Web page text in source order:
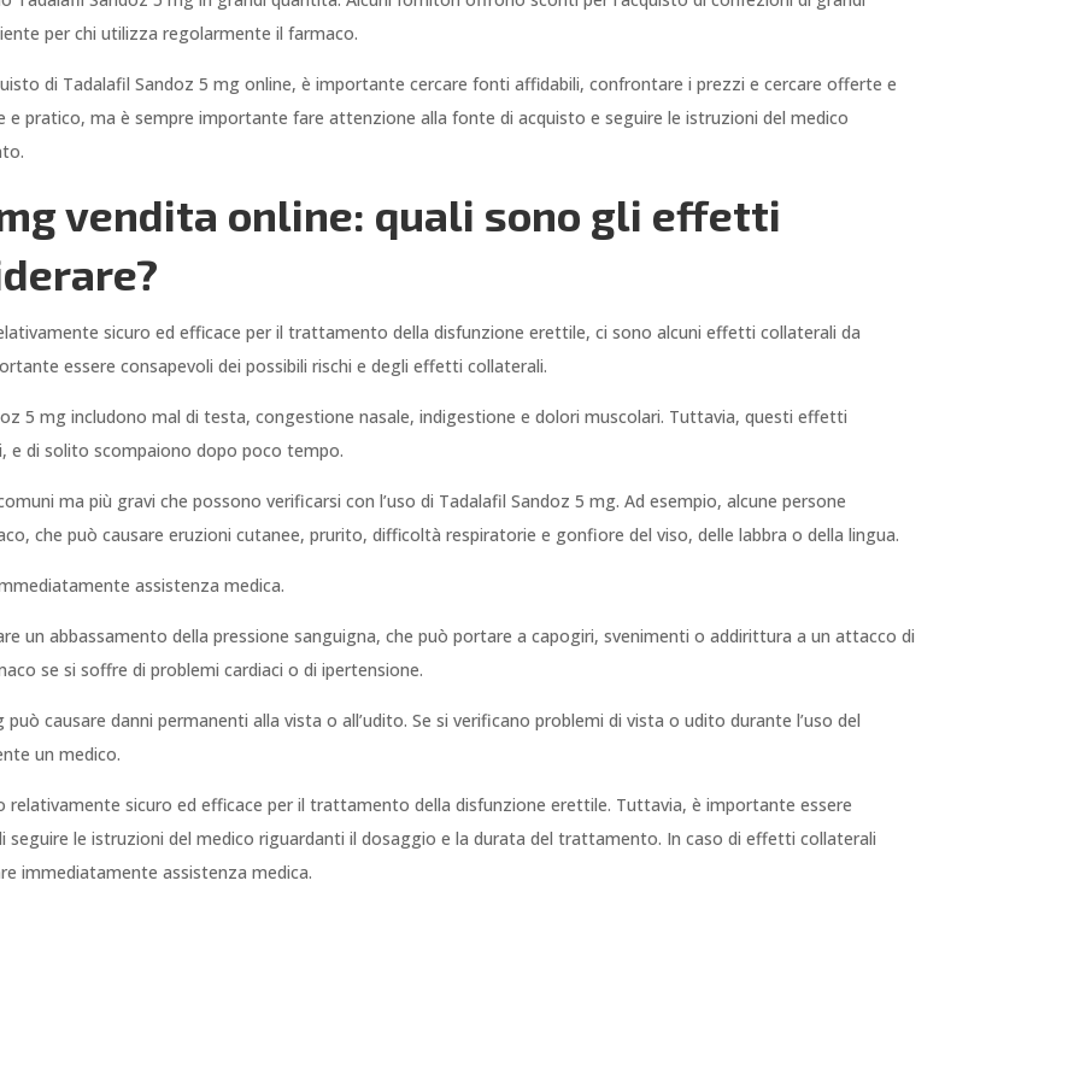
per chi utilizza regolarmente il farmaco.
di Tadalafil Sandoz 5 mg online, è importante cercare fonti affidabili, confrontare i prezzi e cercare offerte e
e pratico, ma è sempre importante fare attenzione alla fonte di acquisto e seguire le istruzioni del medico
vendita online: quali sono gli effetti
sicuro ed efficace per il trattamento della disfunzione erettile, ci sono alcuni effetti collaterali da
essere consapevoli dei possibili rischi e degli effetti collaterali.
5 mg includono mal di testa, congestione nasale, indigestione e dolori muscolari. Tuttavia, questi effetti
e di solito scompaiono dopo poco tempo.
ma più gravi che possono verificarsi con l’uso di Tadalafil Sandoz 5 mg. Ad esempio, alcune persone
che può causare eruzioni cutanee, prurito, difficoltà respiratorie e gonfiore del viso, delle labbra o della lingua.
assistenza medica.
un abbassamento della pressione sanguigna, che può portare a capogiri, svenimenti o addirittura a un attacco di
se si soffre di problemi cardiaci o di ipertensione.
causare danni permanenti alla vista o all’udito. Se si verificano problemi di vista o udito durante l’uso del
un medico.
relativamente sicuro ed efficace per il trattamento della disfunzione erettile. Tuttavia, è importante essere
le istruzioni del medico riguardanti il dosaggio e la durata del trattamento. In caso di effetti collaterali
immediatamente assistenza medica.